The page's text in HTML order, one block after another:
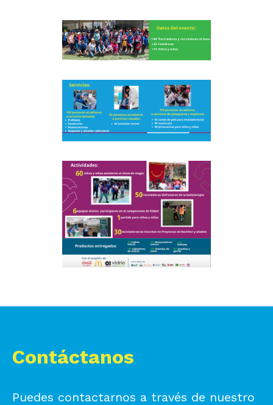
Contáctanos
Puedes contactarnos a través de nuestro